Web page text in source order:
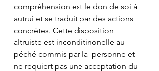
compréhension est le don de soi à
autrui et se traduit par des actions
concrètes. Cette disposition
altruiste est inconditinonelle au
péché commis par la  personne et
ne requiert pas une acceptation du